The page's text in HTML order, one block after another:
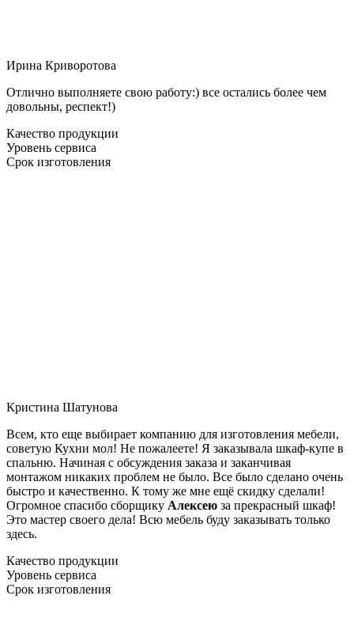
Ирина Криворотова
Отлично выполняете свою работу:) все остались более чем
довольны, респект!)
Качество продукции
Уровень сервиса
Срок изготовления
Кристина Шатунова
Всем, кто еще выбирает компанию для изготовления мебели,
советую Кухни мол! Не пожалеете! Я заказывала шкаф-купе в
спальню. Начиная с обсуждения заказа и заканчивая
монтажом никаких проблем не было. Все было сделано очень
быстро и качественно. К тому же мне ещё скидку сделали!
Огромное спасибо сборщику Алексею за прекрасный шкаф!
Это мастер своего дела! Всю мебель буду заказывать только
здесь.
Качество продукции
Уровень сервиса
Срок изготовления